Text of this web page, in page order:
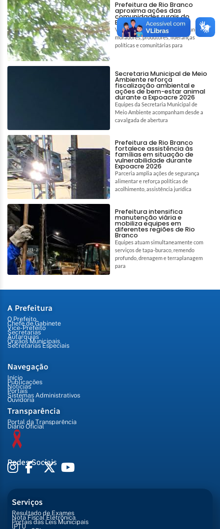
Prefeitura de Rio Branco
aproxima ações das
comunidades rurais do
Barro Vermelho
Visita ao Ramal do Junqueira reuniu
moradores, produtores, lideranças
políticas e comunitárias para
Secretaria Municipal de Meio
Ambiente reforça
fiscalização ambiental e
ações de bem-estar animal
durante a Expoacre 2026
Equipes da Secretaria Municipal de
Meio Ambiente acompanham desde a
cavalgada de abertura
Prefeitura de Rio Branco
fortalece assistência às
famílias em situação de
vulnerabilidade durante
Expoacre 2026
Parceria amplia ações de segurança
alimentar e reforça políticas de
acolhimento, assistência jurídica
Prefeitura intensifica
manutenção viária e
mobiliza equipes em
diferentes regiões de Rio
Branco
Equipes atuam simultaneamente com
serviços de tapa-buraco, remendo
profundo, drenagem e terraplanagem
para
A Prefeitura
O Prefeito
Chefe de Gabinete
Vice-Prefeito
Secretarias
Autarquias
Órgãos Municipais
Secretarias Especiais
Navegação
Início
Publicações
Notícias
Portais
Sistemas Administrativos
Ouvidoria
Transparência
Portal da Transparência
Diário Oficial
Redes Sociais
Serviços
Resultado de Exames
Nota Fiscal Eletrônica
Portais das Leis Municipais
IPTU